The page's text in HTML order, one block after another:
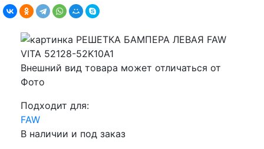
Внешний вид товара может отличаться от
Фото
Подходит для:
FAW
В наличии и под заказ